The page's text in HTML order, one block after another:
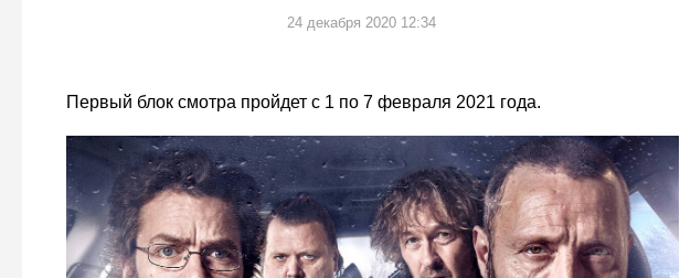
24 декабря 2020 12:34
Первый блок смотра пройдет с 1 по 7 февраля 2021 года.